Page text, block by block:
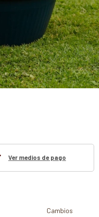
Ver medios de pago
Cambios